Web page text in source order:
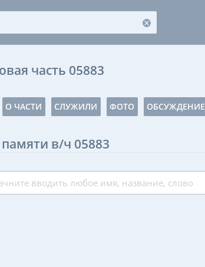
часть 05883
О ЧАСТИ СЛУЖИЛИ ФОТО ОБСУЖДЕНИЕ
в/ч 05883